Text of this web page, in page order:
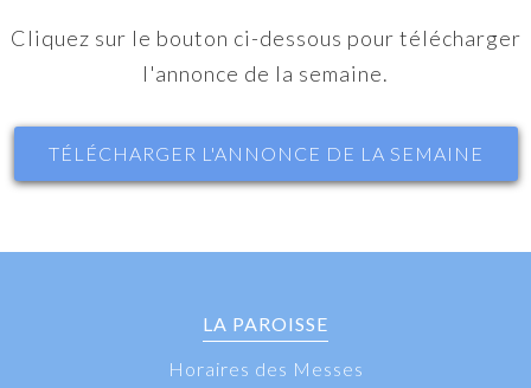
Cliquez sur le bouton ci-dessous pour télécharger
l'annonce de la semaine.
TÉLÉCHARGER L'ANNONCE DE LA SEMAINE
LA PAROISSE
Horaires des Messes